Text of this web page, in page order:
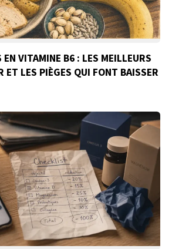
VITAMINE B6 : LES MEILLEURS
ET LES PIÈGES QUI FONT BAISSER